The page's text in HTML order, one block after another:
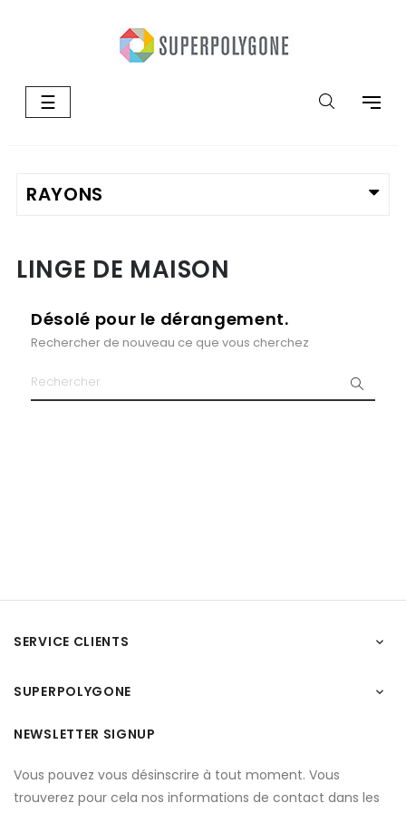
Basculer
la
☰
LINGE DE MAISON
Désolé pour le dérangement.
Rechercher de nouveau ce que vous cherchez
SERVICE CLIENTS 
SUPERPOLYGONE 
NEWSLETTER SIGNUP
Vous pouvez vous désinscrire à tout moment. Vous
trouverez pour cela nos informations de contact dans les